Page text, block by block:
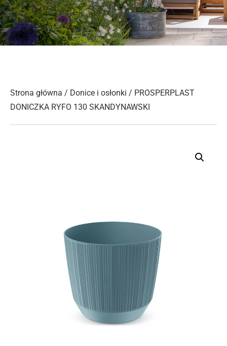
Strona główna / Donice i osłonki / PROSPERPLAST
DONICZKA RYFO 130 SKANDYNAWSKI